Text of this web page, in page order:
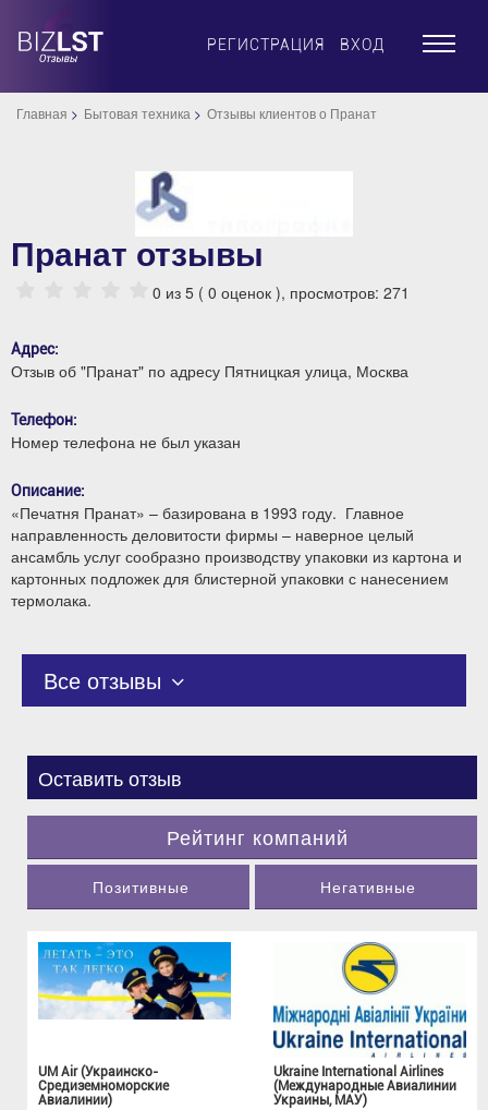
РЕГИСТРАЦИЯ ВХОД ×
Главная Бытовая техника Отзывы клиентов о Пранат
Пранат отзывы
0 из 5 ( 0 оценок ), просмотров: 271
Адрес:
Отзыв об "Пранат" по адресу Пятницкая улица, Москва
Телефон:
Номер телефона не был указан
Описание:
«Печатня Пранат» – базирована в 1993 году. Главное
направленность деловитости фирмы – наверное целый
ансамбль услуг сообразно производству упаковки из картона и
картонных подложек для блистерной упаковки с нанесением
термолака.
Все отзывы
Оставить отзыв
Рейтинг компаний
Позитивные Негативные
UM Air (Украинско-
Средиземноморские
Авиалинии)
Ukraine International Airlines
(Международные Авиалинии
Украины, МАУ)